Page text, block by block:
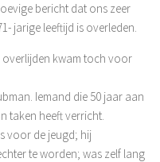
bij VV Hoeven
Hoeven
en begeleiders
bericht dat ons zeer
jarige leeftijd is overleden.
overlijden kwam toch voor
Iemand die 50 jaar aan
taken heeft verricht.
voor de jeugd; hij
te worden; was zelf lang